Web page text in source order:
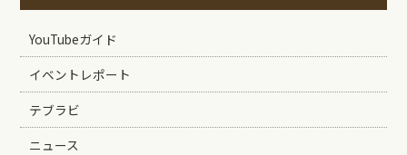
YouTubeガイド
イベントレポート
テブラビ
ニュース